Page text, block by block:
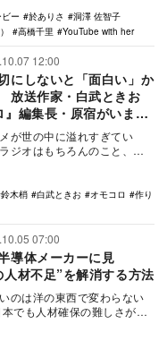
ー 於ありさ
洞澤 佐智子
高橋千里 YouTube with her
12:00
にしないと「面白い」か
放送作家・白武ときお
』編集長・原宿がいまの
さ」を見出すもの
が世の中に溢れすぎてい
ジオはもちろんのこと、
鈴木梢 白武ときお オモコロ
作り
07:00
導体メーカーに見
人材不足”を解消する方法
のは洋の東西で変わらない
でも人材確保の難しさが頻
が、それはオランダでも同